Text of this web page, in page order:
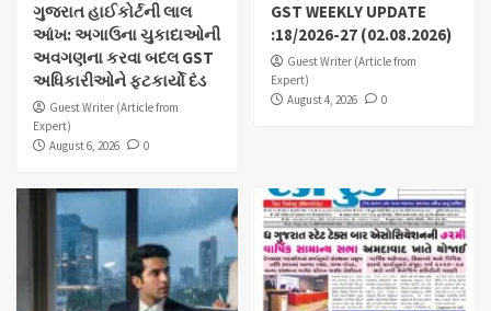
ગુજરાત હાઈકોર્ટની લાલ
આંખ: અગાઉના ચુકાદાઓની
અવગણના કરવા બદલ GST
અધિકારીઓને ફટકાર્યો દંડ
Guest Writer (Article from
Expert)
August 6, 2026
0
GST WEEKLY UPDATE
:18/2026-27 (02.08.2026)
Guest Writer (Article from
Expert)
August 4, 2026
0